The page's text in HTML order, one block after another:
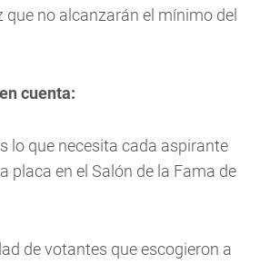
que no alcanzarán el mínimo del
cuenta:
lo que necesita cada aspirante
placa en el Salón de la Fama de
de votantes que escogieron a